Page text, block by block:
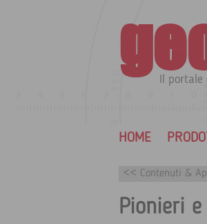
Il
HOME
<< Contenuti &
Pionieri